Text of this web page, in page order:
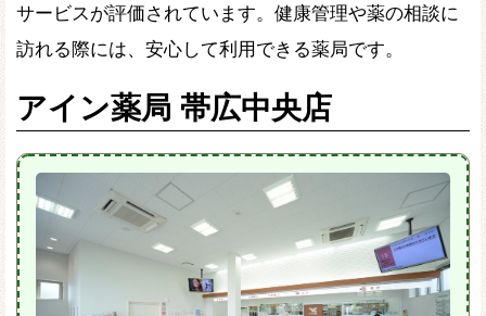
サービスが評価されています。健康管理や薬の相談に
訪れる際には、安心して利用できる薬局です。
アイン薬局 帯広中央店